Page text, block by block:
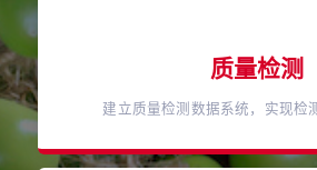
质量检测
建立质量检测数据系统，实现检